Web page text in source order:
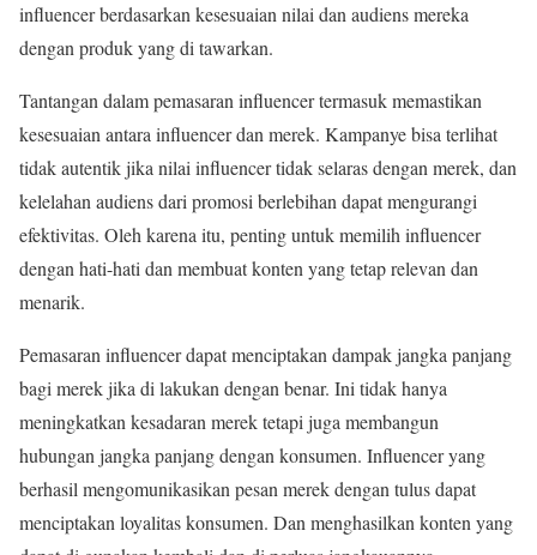
influencer berdasarkan kesesuaian nilai dan audiens mereka
dengan produk yang di tawarkan.
Tantangan dalam pemasaran influencer termasuk memastikan
kesesuaian antara influencer dan merek. Kampanye bisa terlihat
tidak autentik jika nilai influencer tidak selaras dengan merek, dan
kelelahan audiens dari promosi berlebihan dapat mengurangi
efektivitas. Oleh karena itu, penting untuk memilih influencer
dengan hati-hati dan membuat konten yang tetap relevan dan
menarik.
Pemasaran influencer dapat menciptakan dampak jangka panjang
bagi merek jika di lakukan dengan benar. Ini tidak hanya
meningkatkan kesadaran merek tetapi juga membangun
hubungan jangka panjang dengan konsumen. Influencer yang
berhasil mengomunikasikan pesan merek dengan tulus dapat
menciptakan loyalitas konsumen. Dan menghasilkan konten yang